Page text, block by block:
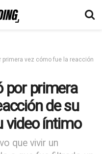
primera vez cómo fue la reacción
por primera
de su
video íntimo
que vivir un